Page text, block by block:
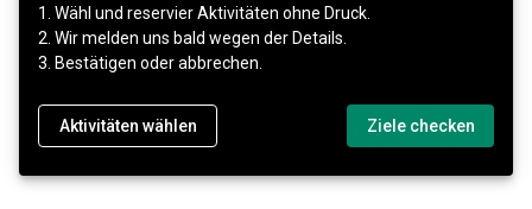
1. Wähl und reservier Aktivitäten ohne Druck.
2. Wir melden uns bald wegen der Details.
3. Bestätigen oder abbrechen.
Aktivitäten wählen Ziele checken